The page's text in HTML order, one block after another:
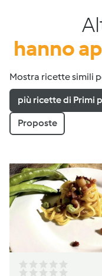
hanno
Mostra ricette simili
più ricette di Primi
Proposte